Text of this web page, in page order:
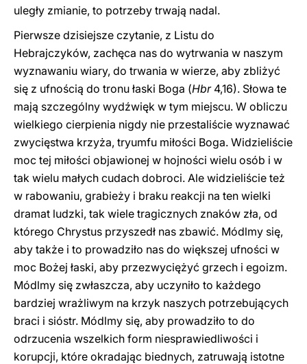
uległy zmianie, to potrzeby trwają nadal.
Pierwsze dzisiejsze czytanie, z Listu do
Hebrajczyków, zachęca nas do wytrwania w naszym
wyznawaniu wiary, do trwania w wierze, aby zbliżyć
się z ufnością do tronu łaski Boga (Hbr4,16). Słowa te
mają szczególny wydźwięk w tym miejscu. W obliczu
wielkiego cierpienia nigdy nie przestaliście wyznawać
zwycięstwa krzyża, tryumfu miłości Boga. Widzieliście
moc tej miłości objawionej w hojności wielu osób i w
tak wielu małych cudach dobroci. Ale widzieliście też
w rabowaniu, grabieży i braku reakcji na ten wielki
dramat ludzki, tak wiele tragicznych znaków zła, od
którego Chrystus przyszedł nas zbawić. Módlmy się,
aby także i to prowadziło nas do większej ufności w
moc Bożej łaski, aby przezwyciężyć grzech i egoizm.
Módlmy się zwłaszcza, aby uczyniło to każdego
bardziej wrażliwym na krzyk naszych potrzebujących
braci i sióstr. Módlmy się, aby prowadziło to do
odrzucenia wszelkich form niesprawiedliwości i
korupcji, które okradając biednych, zatruwają istotne